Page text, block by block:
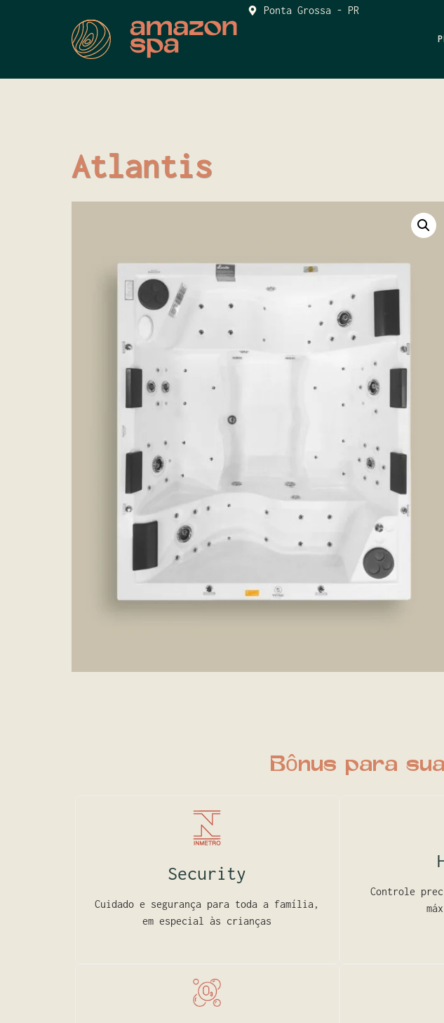
Ponta Grossa - PR
Atlantis
Bônus para
Security
Cuidado e segurança para toda a família,
em especial às crianças
Controle